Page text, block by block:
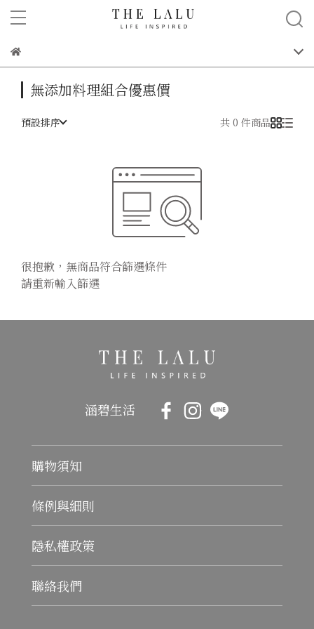
無添加料理組合優惠價
預設排序 共 0 件商品
很抱歉，無商品符合篩選條件
請重新輸入篩選
涵碧生活
購物須知
條例與細則
隱私權政策
聯絡我們